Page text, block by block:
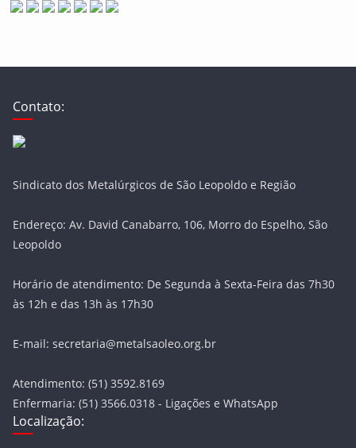
Contato:
Sindicato dos Metalúrgicos de São Leopoldo e Região
Endereço: Av. David Canabarro, 106, Morro do Espelho, São
Leopoldo
Horário de atendimento: De Segunda à Sexta-Feira das 7h30
às 12h e das 13h às 17h30
E-mail: secretaria@metalsaoleo.org.br
Atendimento: (51) 3592.8169
Enfermaria: (51) 3566.0318 - Ligações e WhatsApp
Localização: